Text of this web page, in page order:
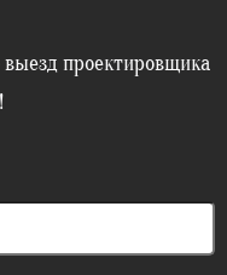
проектировщика